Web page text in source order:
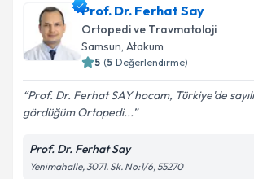
Prof. Dr. Ferhat Say
Ortopedi ve Travmatoloji
Samsun, Atakum
5 (5 Değerlendirme)
Prof. Dr. Ferhat SAY hocam, Türkiye'de
gördüğüm Ortopedi...
Prof. Dr. Ferhat Say
Yenimahalle, 3071. Sk. No:1/6, 55270